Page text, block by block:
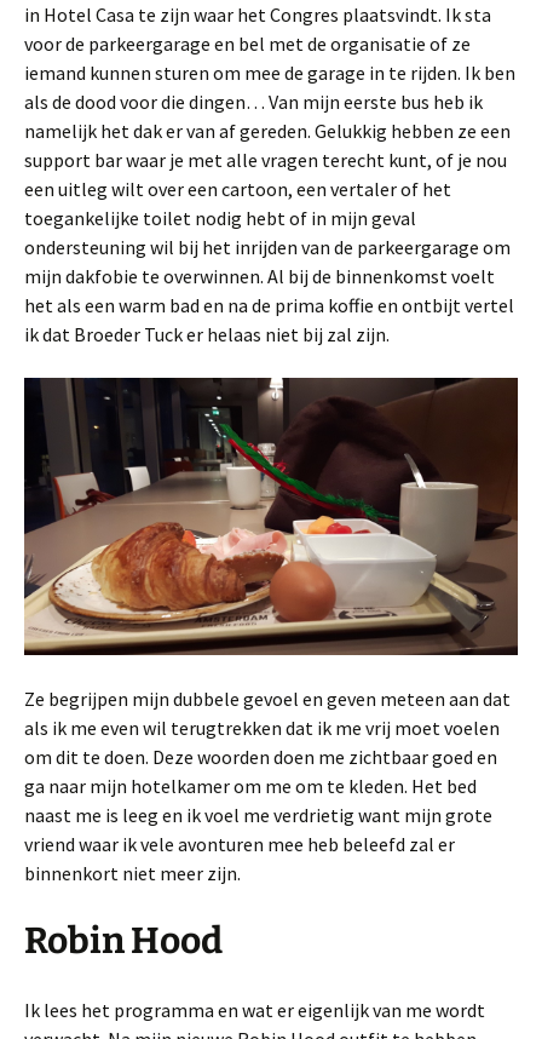
in Hotel Casa te zijn waar het Congres plaatsvindt. Ik sta
voor de parkeergarage en bel met de organisatie of ze
iemand kunnen sturen om mee de garage in te rijden. Ik ben
als de dood voor die dingen… Van mijn eerste bus heb ik
namelijk het dak er van af gereden. Gelukkig hebben ze een
support bar waar je met alle vragen terecht kunt, of je nou
een uitleg wilt over een cartoon, een vertaler of het
toegankelijke toilet nodig hebt of in mijn geval
ondersteuning wil bij het inrijden van de parkeergarage om
mijn dakfobie te overwinnen. Al bij de binnenkomst voelt
het als een warm bad en na de prima koffie en ontbijt vertel
ik dat Broeder Tuck er helaas niet bij zal zijn.
Ze begrijpen mijn dubbele gevoel en geven meteen aan dat
als ik me even wil terugtrekken dat ik me vrij moet voelen
om dit te doen. Deze woorden doen me zichtbaar goed en
ga naar mijn hotelkamer om me om te kleden. Het bed
naast me is leeg en ik voel me verdrietig want mijn grote
vriend waar ik vele avonturen mee heb beleefd zal er
binnenkort niet meer zijn.
Robin Hood
Ik lees het programma en wat er eigenlijk van me wordt